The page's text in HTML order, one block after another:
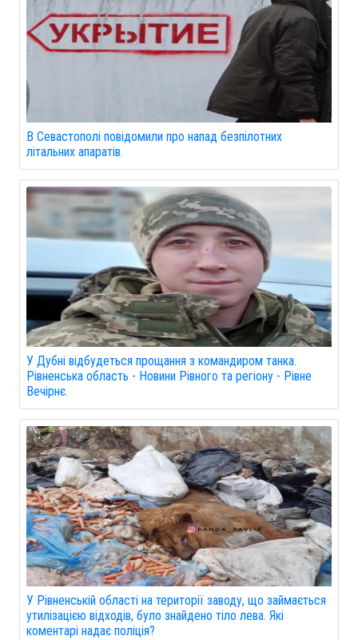
В Севастополі повідомили про напад безпілотних
літальних апаратів.
У Дубні відбудеться прощання з командиром танка.
Рівненська область - Новини Рівного та регіону - Рівне
Вечірнє.
У Рівненській області на території заводу, що займається
утилізацією відходів, було знайдено тіло лева. Які
коментарі надає поліція?